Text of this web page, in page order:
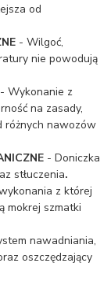
od
- Wilgoć,
nie powodują
- Wykonanie z
na zasady,
różnych nawozów
- Doniczka
stłuczenia.
z której
mokrej szmatki
nawadniania,
oszczędzający